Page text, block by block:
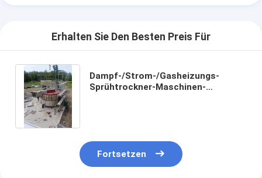
Erhalten Sie Den Besten Preis Für
Dampf-/Strom-/Gasheizungs-
Sprühtrockner-Maschinen-
Fortsetzen